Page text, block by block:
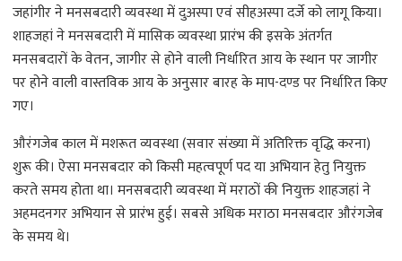
जहांगीर ने मनसबदारी व्यवस्था में दुअस्पा एवं सीहअस्पा दर्जे को लागू किया।
शाहजहां ने मनसबदारी में मासिक व्यवस्था प्रारंभ की इसके अंतर्गत
मनसबदारों के वेतन, जागीर से होने वाली निर्धारित आय के स्थान पर जागीर
पर होने वाली वास्तविक आय के अनुसार बारह के माप-दण्ड पर निर्धारित किए
गए।
औरंगजेब काल में मशरूत व्यवस्था (सवार संख्या में अतिरिक्त वृद्धि करना)
शुरू की। ऐसा मनसबदार को किसी महत्वपूर्ण पद या अभियान हेतु नियुक्त
करते समय होता था। मनसबदारी व्यवस्था में मराठों की नियुक्त शाहजहां ने
अहमदनगर अभियान से प्रारंभ हुई। सबसे अधिक मराठा मनसबदार औरंगजेब
के समय थे।